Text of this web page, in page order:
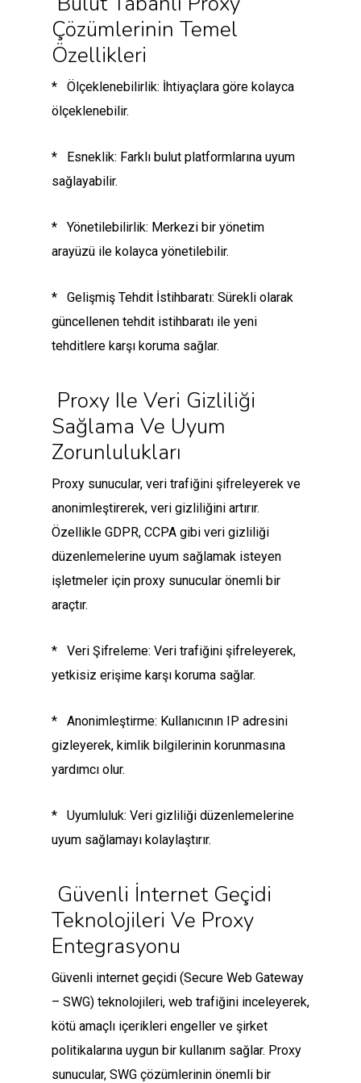
Çözümlerinin Temel
Özellikleri
* Ölçeklenebilirlik: İhtiyaçlara göre kolayca
ölçeklenebilir.
* Esneklik: Farklı bulut platformlarına uyum
sağlayabilir.
* Yönetilebilirlik: Merkezi bir yönetim
arayüzü ile kolayca yönetilebilir.
* Gelişmiş Tehdit İstihbaratı: Sürekli olarak
güncellenen tehdit istihbaratı ile yeni
tehditlere karşı koruma sağlar.
Proxy Ile Veri Gizliliği
Sağlama Ve Uyum
Zorunlulukları
Proxy sunucular, veri trafiğini şifreleyerek ve
anonimleştirerek, veri gizliliğini artırır.
Özellikle GDPR, CCPA gibi veri gizliliği
düzenlemelerine uyum sağlamak isteyen
işletmeler için proxy sunucular önemli bir
araçtır.
* Veri Şifreleme: Veri trafiğini şifreleyerek,
yetkisiz erişime karşı koruma sağlar.
* Anonimleştirme: Kullanıcının IP adresini
gizleyerek, kimlik bilgilerinin korunmasına
yardımcı olur.
* Uyumluluk: Veri gizliliği düzenlemelerine
uyum sağlamayı kolaylaştırır.
Güvenli İnternet Geçidi
Teknolojileri Ve Proxy
Entegrasyonu
Güvenli internet geçidi (Secure Web Gateway
– SWG) teknolojileri, web trafiğini inceleyerek,
kötü amaçlı içerikleri engeller ve şirket
politikalarına uygun bir kullanım sağlar. Proxy
sunucular, SWG çözümlerinin önemli bir